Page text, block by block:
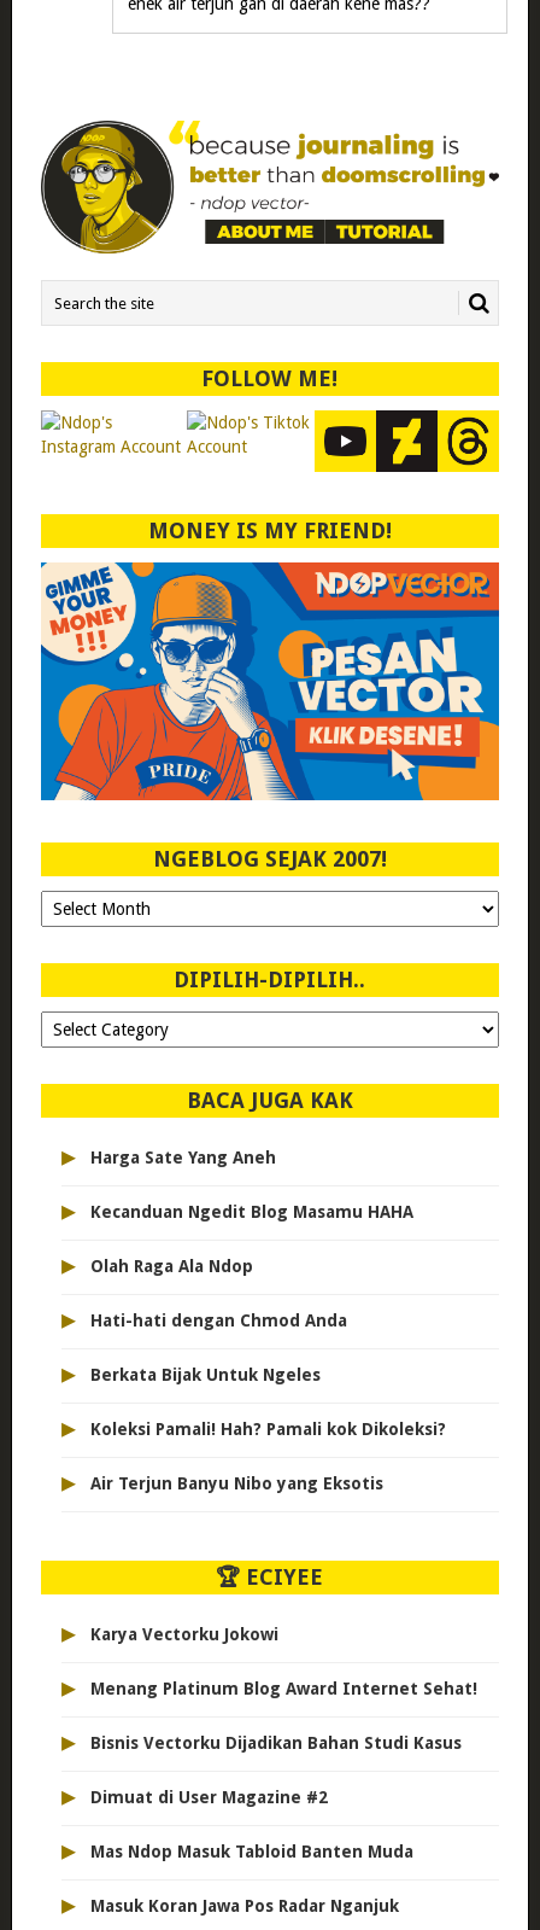
FOLLOW ME!
MONEY IS MY FRIEND!
NGEBLOG SEJAK 2007!
Ngeblog
Sejak
DIPILIH-DIPILIH..
Dipilih-
dipilih..
BACA JUGA KAK
▸ Harga Sate Yang Aneh
▸ Kecanduan Ngedit Blog Masamu HAHA
▸ Olah Raga Ala Ndop
▸ Hati-hati dengan Chmod Anda
▸ Berkata Bijak Untuk Ngeles
▸ Koleksi Pamali! Hah? Pamali kok Dikoleksi?
▸ Air Terjun Banyu Nibo yang Eksotis
🏆 ECIYEE
▸ Karya Vectorku Jokowi
▸ Menang Platinum Blog Award Internet Sehat!
▸ Bisnis Vectorku Dijadikan Bahan Studi Kasus
▸ Dimuat di User Magazine #2
▸ Mas Ndop Masuk Tabloid Banten Muda
▸ Masuk Koran Jawa Pos Radar Nganjuk